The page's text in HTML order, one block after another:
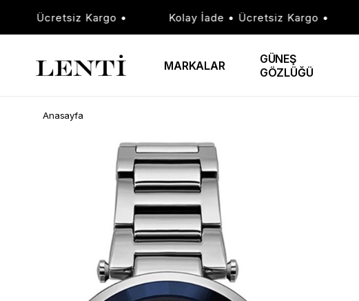
• Ücretsiz Kargo • Kolay İade • Ücretsiz Kargo •
MARKALAR
GÜNEŞ
GÖZLÜĞÜ
Anasayfa